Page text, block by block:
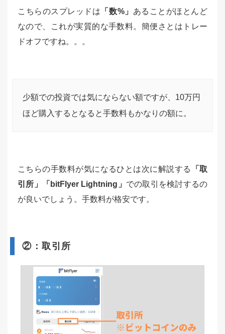
こちらのスプレッドは 「数%」 あることがほとんど
なので、これが実質的な手数料。簡便さとはトレー
ドオフですね。。。
少額での投資では気にならない額ですが、10万円
ほど購入するとなると手数料もかなりの額に。
こちらの手数料が気になるひとは次に解説する
「取
引所」「bitFlyer Lightning」 での取引を検討するの
が良いでしょう。手数料が格安です。
②：取引所